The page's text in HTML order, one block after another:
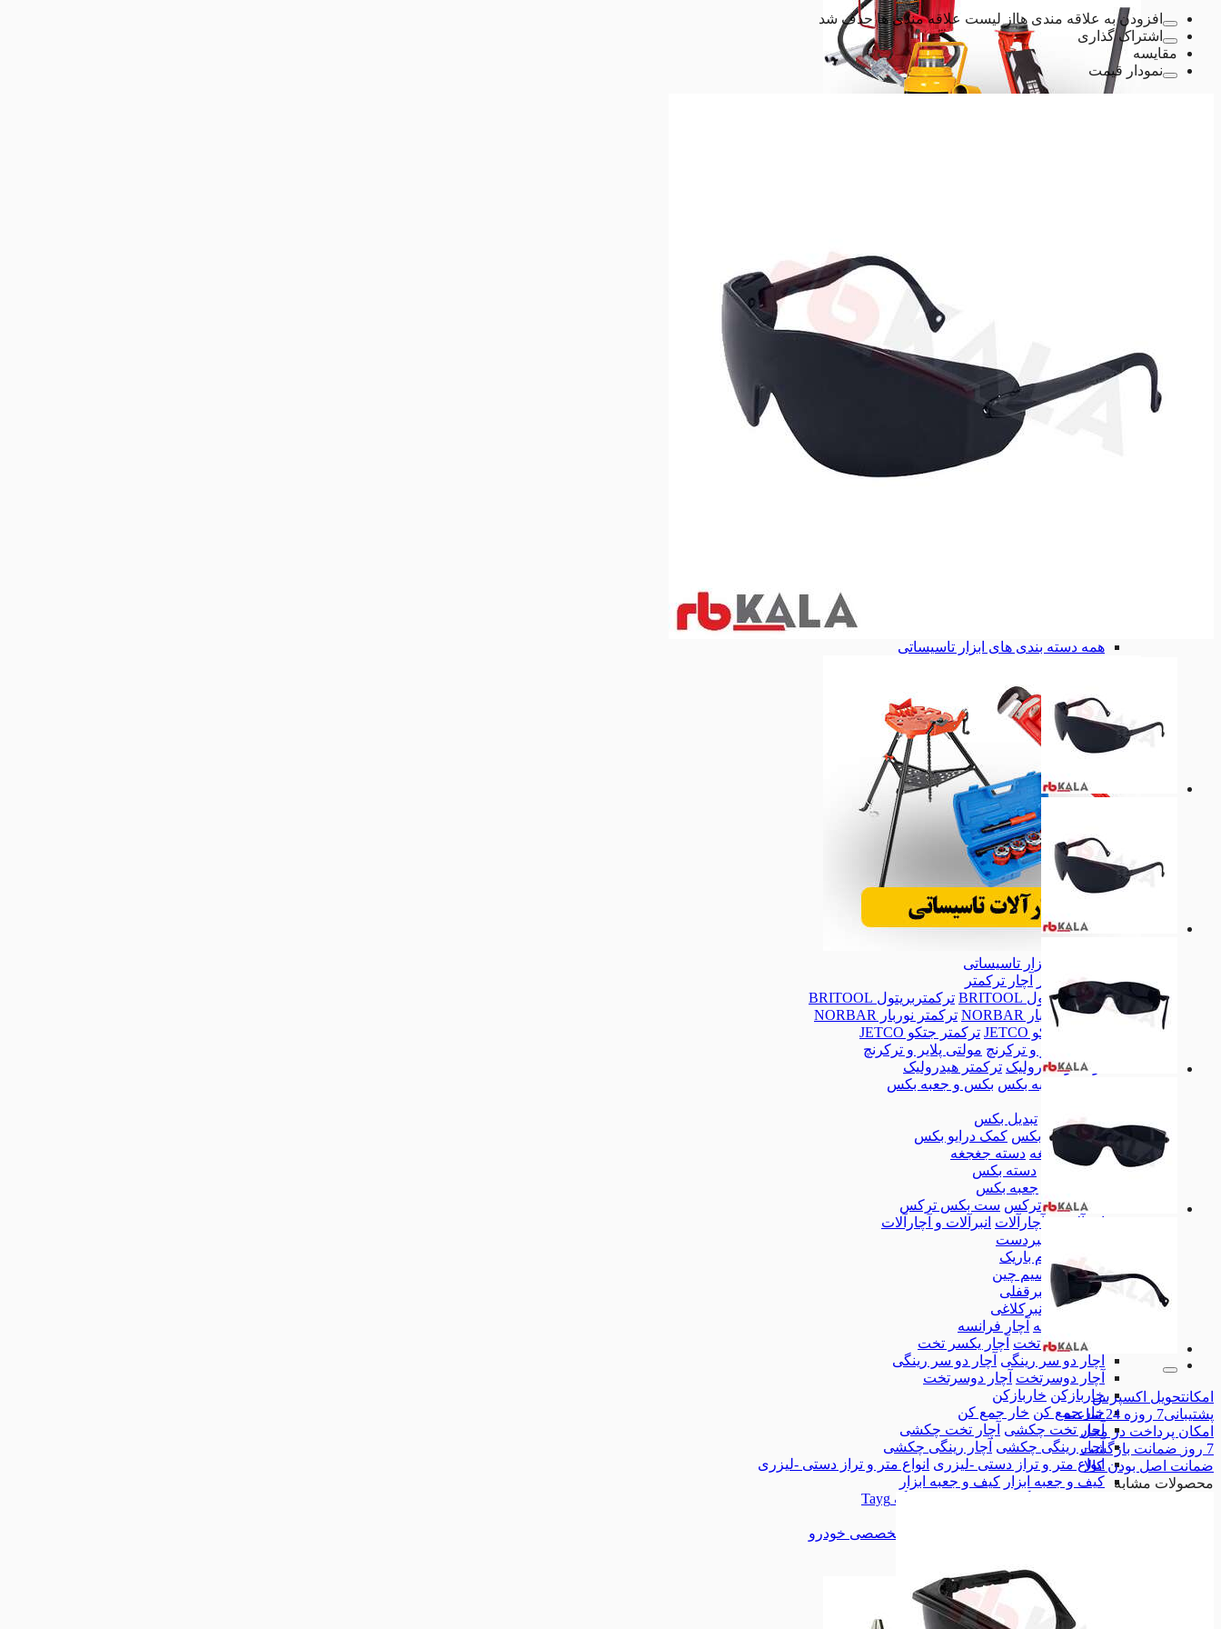
انواع آچار لوله گیر
انواع حدیده لوله
حدیده دستی
حدیده دستی
لوازم یدکی حدیده برقی لوازم یدکی حدیده برقی
لوازم یدکی حدیده دستی
انواع لوله بر
لوله بر دستی
لوله بر برقی
قیچی لوله سبز
همه دسته بندی های ابزار تاسیساتی
ابزار تاسیساتی
آچار ترکمتر
آچار ترکمتر
ترکمتربریتول BRITOOL
ترکمتربریتول BRITOOL
ترکمتر نوربار NORBAR
ترکمتر نوربار NORBAR
ترکمتر جتکو JETCO
ترکمتر جتکو JETCO
مولتی پلایر و ترکرنچ مولتی پلایر و ترکرنچ
ترکمتر هیدرولیک ترکمتر هیدرولیک
بکس و جعبه بکس بکس و جعبه بکس
تبدیل بکس
تبدیل بکس
کمک درایو بکس کمک درایو بکس
دسته جغجغه دسته جغجغه
دسته بکس
دسته بکس
جعبه بکس
ست بکس ترکس ست بکس ترکس
انبرآلات و آچارآلات انبرآلات و آچارآلات
انبردست
دم باریک
دم باریک
سیم چین سیم چین
انبرقفلی
انبرقفلی
انبرکلاغی
انبرکلاغی
آچار فرانسه آچار فرانسه
آچار یکسر تخت آچار یکسر تخت
آچار دو سر رینگی آچار دو سر رینگی
آچار دوسرتخت آچار دوسرتخت
خاربازکن خاربازکن
خار جمع کن خار جمع کن
آچار تخت چکشی آچار تخت چکشی
آچار رینگی چکشی آچار رینگی چکشی
انواع متر و تراز دستی -لیزری انواع متر و تراز دستی -لیزری
کیف و جعبه ابزار کیف و جعبه ابزار
جعبه ابزار تایگ Tayg
ابزارآلات تخصصی خودرو
همه دسته بندی های ابزار دستی
افزودن به علاقه مندی ها از لیست علاقه مندی ها حذف شد
اشتراک گذاری
مقایسه
نمودار قیمت
امکانتحویل اکسپرس
پشتیبانی7 روزه 24 ساعته
امکان پرداخت در محل
7 روز
ضمانت بازگشت
ضمانت اصل بودن کالا
محصولات مشابه